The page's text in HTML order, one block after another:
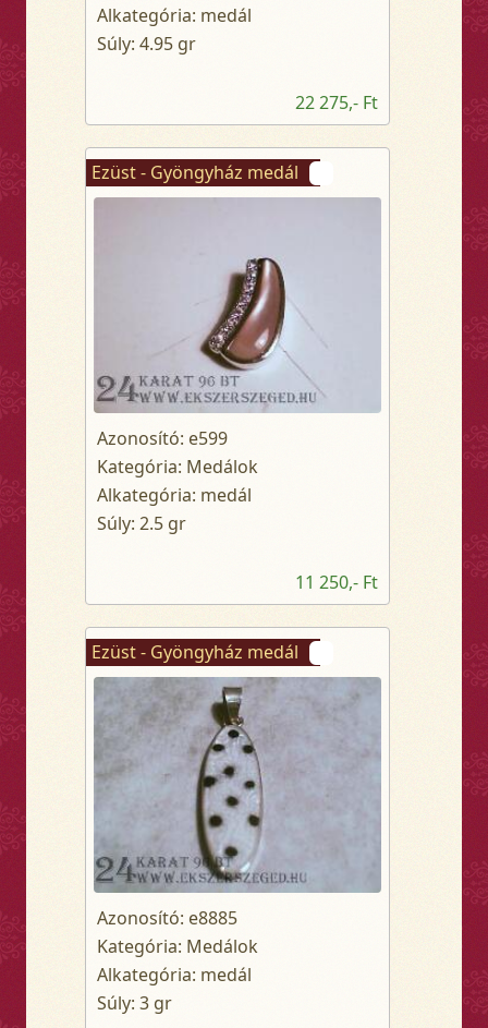
Alkategória: medál
Súly: 4.95 gr
22 275,- Ft
Ezüst - Gyöngyház medál
Azonosító: e599
Kategória: Medálok
Alkategória: medál
Súly: 2.5 gr
11 250,- Ft
Ezüst - Gyöngyház medál
Azonosító: e8885
Kategória: Medálok
Alkategória: medál
Súly: 3 gr